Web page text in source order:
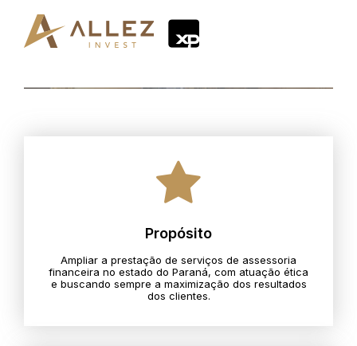
Propósito
Ampliar a prestação de serviços de assessoria
financeira no estado do Paraná, com atuação ética
e buscando sempre a maximização dos resultados
dos clientes.